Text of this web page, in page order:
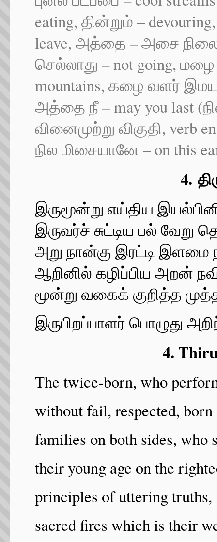
eating, தின்றும் –
leave, அத்தை – அசை நிலை,
செல்லாது – not going,
mountains, கழை வளர்
அத்தை நீ – may you last
வினைமுற்று விகுதி, verb
நில மிசையானே – on this
4.
இருமூன்று எய்திய
இருவர்ச் சுட்டிய பல் வேறு
அறு நான்கு இரட்டி
ஆறினில் கழிப்பிய அறன்
மூன்று வகைக் குறித்த
இருபிறப்பாளர் பொழுது
4.
The twice-born, who
without fail, respected,
families on both sides, who
their young age on the
principles of uttering truths,
sacred fires which is their